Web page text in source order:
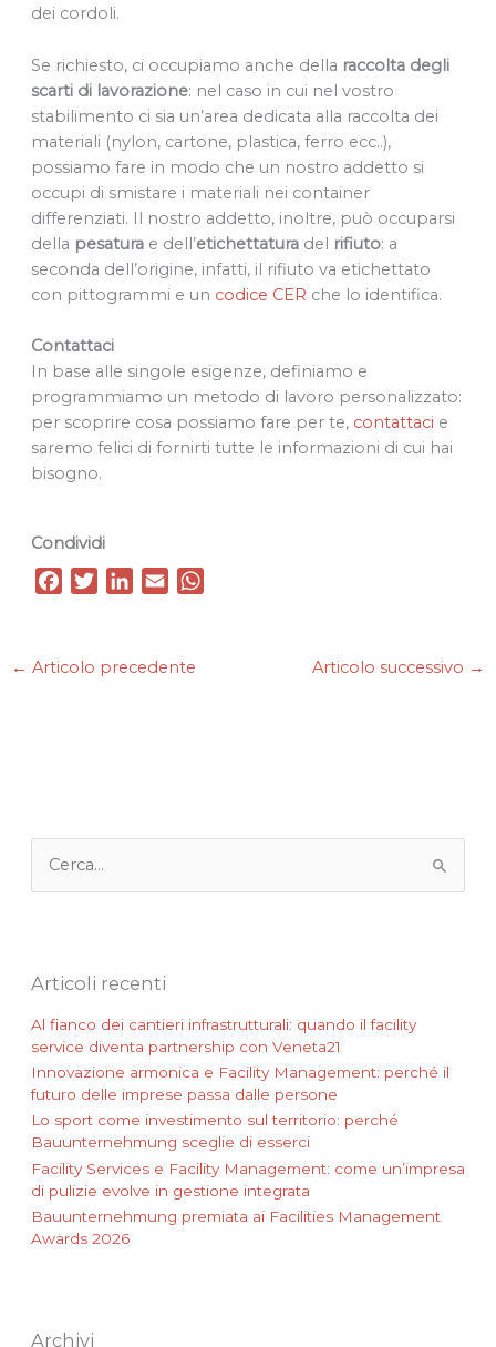
dei cordoli.
Se richiesto, ci occupiamo anche della raccolta degli
scarti di lavorazione: nel caso in cui nel vostro
stabilimento ci sia un’area dedicata alla raccolta dei
materiali (nylon, cartone, plastica, ferro ecc..),
possiamo fare in modo che un nostro addetto si
occupi di smistare i materiali nei container
differenziati. Il nostro addetto, inoltre, può occuparsi
della pesaturae dell’etichettaturadel rifiuto: a
seconda dell’origine, infatti, il rifiuto va etichettato
con pittogrammi e un codice CER che lo identifica.
Contattaci
In base alle singole esigenze, definiamo e
programmiamo un metodo di lavoro personalizzato:
per scoprire cosa possiamo fare per te, contattaci e
saremo felici di fornirti tutte le informazioni di cui hai
bisogno.
Condividi
e
t
k
i
← Articolo precedente Articolo successivo →
e
Articoli recenti
Al fianco dei cantieri infrastrutturali: quando il facility
service diventa partnership con Veneta21
Innovazione armonica e Facility Management: perché il
futuro delle imprese passa dalle persone
Lo sport come investimento sul territorio: perché
Bauunternehmung sceglie di esserci
Facility Services e Facility Management: come un’impresa
di pulizie evolve in gestione integrata
Bauunternehmung premiata ai Facilities Management
Awards 2026
Archivi